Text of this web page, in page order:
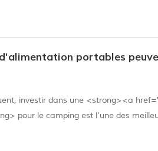
portables
investir dans une <strong><a
pour le camping est l'une des